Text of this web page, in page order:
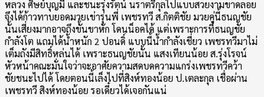
หลวง ศิษย์บุญมี และชนะรุ่งรัตน์ นราตรีกุลไปแบบสวยงามขาดลอย
จึงได้ก้าวทาบยอดมวยเข่ารุ่นพี่ เพชรทวี ส.กิตติชัย มวยคู่นี้ธนญชัย
นั้นเสี่ยงมากอาจถึงขั้นขาหัก โดนน็อคได้ แต่เพราะการที่ธนญชัย
กำลังโต แถมได้น้ำหนัก 2 ปอนดิ์ แบบนี้น้ำกำลังเชี่ยว เพชรทวีมาไม่
เต็มถังมีสิทธิ์หล่นได้ เพราะธนญชัยนั้น แสงเทียนน้อย ส.รุ่งโรจน์
หัวหน้าคณะมั่นใจว่าจะอาศัยความสดบดความแกร่งเพชรทวีคว้า
ชัยชนะไปได้ โดยตอนนี้เล็งไปที่สิงห์ทองน้อย ป.เตละกุล เชื่อผ่าน
เพชรทวี สิงห์ทองน้อย รอเดี๋ยวได้เจอกันแน่